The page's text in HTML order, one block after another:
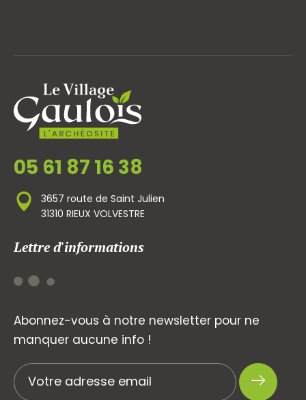
05 61 87 16 38
3657 route de Saint Julien
31310 RIEUX VOLVESTRE
Lettre d'informations
Abonnez-vous à notre newsletter pour ne
manquer aucune info !